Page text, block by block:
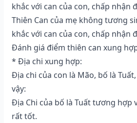
khắc với can của con, chấp nhận
Thiên Can của mẹ không tương
khắc với can của con, chấp nhận
Đánh giá điểm thiên can xung
* Địa chi xung hợp:
Địa chi của con là Mão, bố là
vậy:
Địa Chi của bố là Tuất tương hợp
rất tốt.